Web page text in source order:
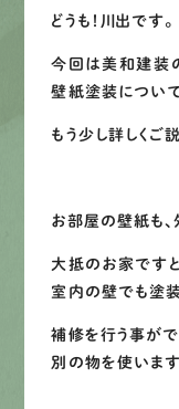
有資格者 が、
どうも！川出です。
今回は美和建装
壁紙塗装について
もう少し詳しくご
お部屋の壁紙も、
大抵のお家です
室内の壁でも塗
補修を行う事がで
別の物を使います